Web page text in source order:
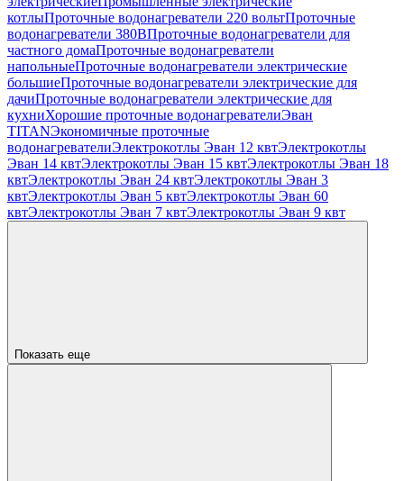
котлыПроточные водонагреватели 220 вольтПроточные
водонагреватели 380ВПроточные водонагреватели для
частного домаПроточные водонагреватели
напольныеПроточные водонагреватели электрические
большиеПроточные водонагреватели электрические для
дачиПроточные водонагреватели электрические для
кухниХорошие проточные водонагревателиЭван
TITANЭкономичные проточные
водонагревателиЭлектрокотлы Эван 12 квтЭлектрокотлы
Эван 14 квтЭлектрокотлы Эван 15 квтЭлектрокотлы Эван 18
квтЭлектрокотлы Эван 24 квтЭлектрокотлы Эван 3
квтЭлектрокотлы Эван 5 квтЭлектрокотлы Эван 60
квтЭлектрокотлы Эван 7 квтЭлектрокотлы Эван 9 квт
Показать еще